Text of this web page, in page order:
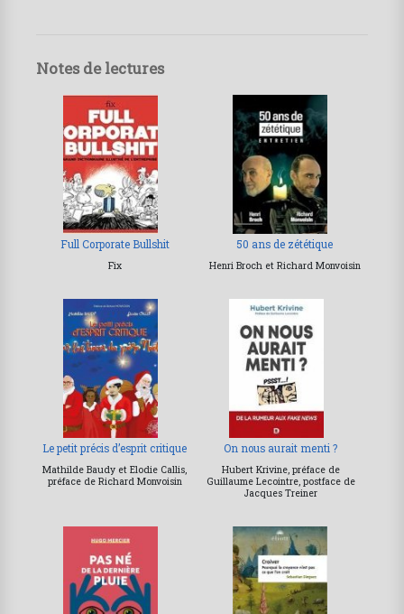
Notes de lectures
Full Corporate Bullshit
Fix
50 ans de zététique
Henri Broch et Richard Monvoisin
Le petit précis d’esprit critique
Mathilde Baudy et Elodie Callis,
préface de Richard Monvoisin
On nous aurait menti ?
Hubert Krivine, préface de
Guillaume Lecointre, postface de
Jacques Treiner